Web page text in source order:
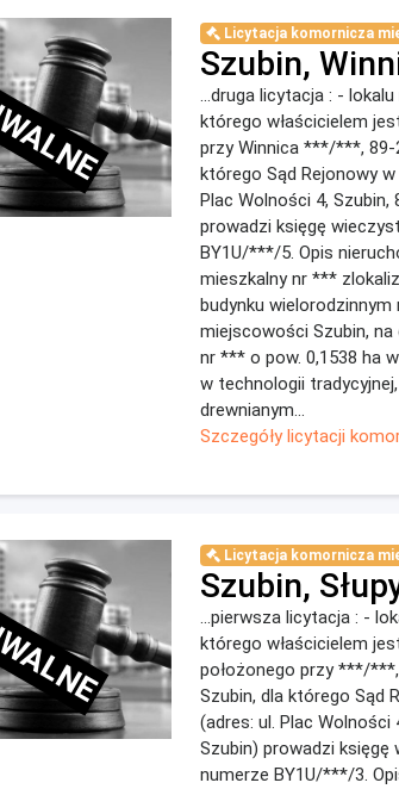
Licytacja komornicza
Szubin,
...druga licytacja : -
którego właścicielem
przy Winnica ***/***, 89-
którego Sąd Rejonowy w
Plac Wolności 4, Szubin,
prowadzi księgę
BY1U/***/5. Opis
mieszkalny nr ***
budynku
miejscowości Szubin, na
nr *** o pow. 0,1538 ha
w technologii
drewnianym...
Szczegóły licytacji
Licytacja komornicza
Szubin,
...pierwsza licytacja : -
którego właścicielem
położonego przy ***/***,
Szubin, dla którego Sąd
(adres: ul. Plac Wolności
Szubin) prowadzi księgę
numerze BY1U/***/3.